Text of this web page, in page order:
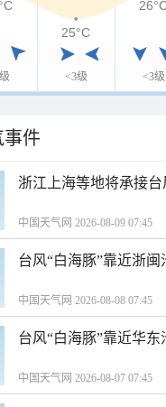
<3级 <3级
25°C
事件
浙江上海等地将承接
中国天气网 2026-08-09 07:45
台风“白海豚”靠近浙
中国天气网 2026-08-08 07:45
台风“白海豚”靠近华
中国天气网 2026-08-07 07:45